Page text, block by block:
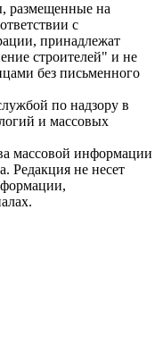
размещенные на
с
принадлежат
строителей" и не
без письменного
по надзору в
и массовых
массовой информации
Редакция не несет